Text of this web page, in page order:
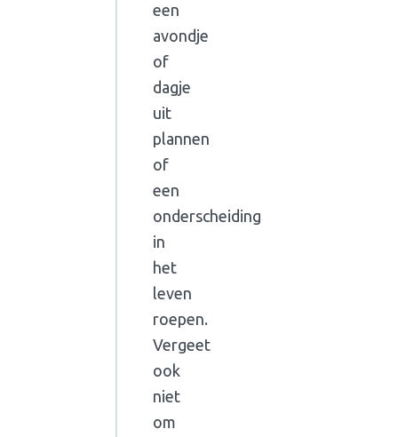
een
avondje
of
dagje
uit
plannen
of
een
onderscheiding
in
het
leven
roepen.
Vergeet
ook
niet
om